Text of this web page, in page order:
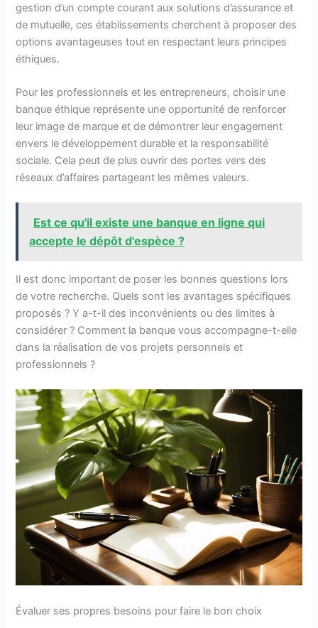
gestion d’un compte courant aux solutions d’assurance et
de mutuelle, ces établissements cherchent à proposer des
options avantageuses tout en respectant leurs principes
éthiques.
Pour les professionnels et les entrepreneurs, choisir une
banque éthique représente une opportunité de renforcer
leur image de marque et de démontrer leur engagement
envers le développement durable et la responsabilité
sociale. Cela peut de plus ouvrir des portes vers des
réseaux d’affaires partageant les mêmes valeurs.
Est ce qu'il existe une banque en ligne qui
accepte le dépôt d'espèce ?
Il est donc important de poser les bonnes questions lors
de votre recherche. Quels sont les avantages spécifiques
proposés ? Y a-t-il des inconvénients ou des limites à
considérer ? Comment la banque vous accompagne-t-elle
dans la réalisation de vos projets personnels et
professionnels ?
Évaluer ses propres besoins pour faire le bon choix